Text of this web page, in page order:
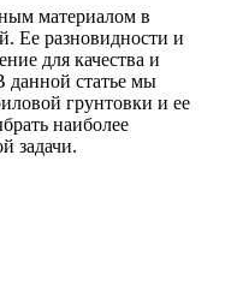
материалом в
Ее разновидности и
для качества и
данной статье мы
грунтовки и ее
наиболее
задачи.